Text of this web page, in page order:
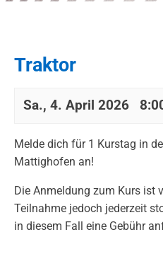
Traktor
Sa., 4. April 2026
Melde dich für 1 Kurstag in
Mattighofen an!
Die Anmeldung zum Kurs ist
Teilnahme jedoch jederzeit
in diesem Fall eine Gebühr